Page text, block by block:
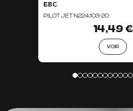
EBC
PILOT JET N224.103-20
14,49 €
VOIR